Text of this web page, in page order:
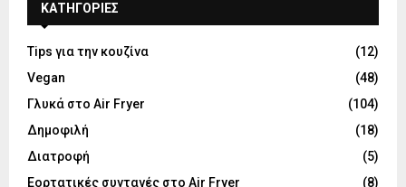
KΑΤΗΓΟΡΊΕΣ
Tips για την κουζίνα
(12)
Vegan
(48)
Γλυκά στο Air Fryer
(104)
Δημοφιλή
(18)
Διατροφή
(5)
Εορτατικές συνταγές στο Air Fryer
(8)